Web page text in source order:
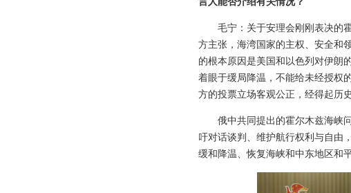
毛宁：关于安理会刚刚表决的
方主张，海湾国家的主权、安全和
的根本原因是美国和以色列对伊朗
着眼于缓局降温，不能给未经授权
方的投票立场客观公正，经得起历
俄中共同提出的霍尔木兹海峡
吁对话谈判、维护航行权利与自由
缓和降温、恢复海峡和中东地区和